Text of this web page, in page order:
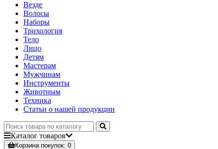
Везде
Волосы
Наборы
Трихология
Тело
Лицо
Детям
Мастерам
Мужчинам
Инструменты
Животным
Техника
Статьи о нашей продукции
Каталог товаров
Корзинапокупок: 0